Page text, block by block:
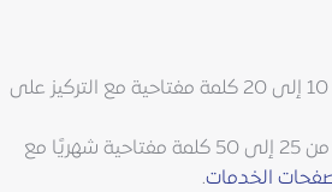
شركة ناشئة: تستهدف من 10 إلى 20 كلمة مفتاحية مع التركيز على
مع
الخدمات.